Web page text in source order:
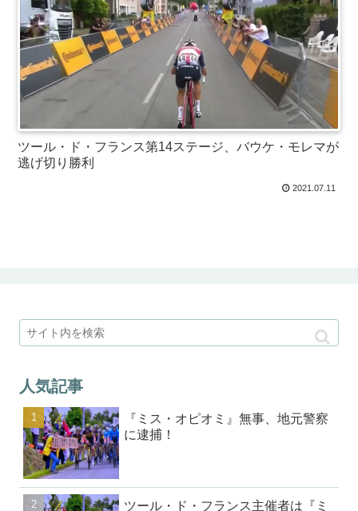
ツール・ド・フランス第14ステージ、バウケ・モレマが
逃げ切り勝利
2021.07.11
人気記事
『ミス・オピオミ』無事、地元警察
に逮捕！
ツール・ド・フランス主催者は『ミ